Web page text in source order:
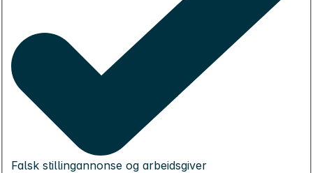
Falsk stillingannonse og arbeidsgiver